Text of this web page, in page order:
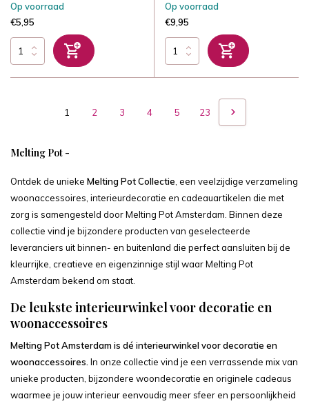
Op voorraad
€5,95
Op voorraad
€9,95
1 2 3 4 5 23
Melting Pot -
Ontdek de unieke Melting Pot Collectie , een veelzijdige verzameling
woonaccessoires, interieurdecoratie en cadeauartikelen die met
zorg is samengesteld door Melting Pot Amsterdam. Binnen deze
collectie vind je bijzondere producten van geselecteerde
leveranciers uit binnen- en buitenland die perfect aansluiten bij de
kleurrijke, creatieve en eigenzinnige stijl waar Melting Pot
Amsterdam bekend om staat.
De leukste interieurwinkel voor decoratie en
woonaccessoires
Melting Pot Amsterdam is dé interieurwinkel voor decoratie en
woonaccessoires. In onze collectie vind je een verrassende mix van
unieke producten, bijzondere woondecoratie en originele cadeaus
waarmee je jouw interieur eenvoudig meer sfeer en persoonlijkheid